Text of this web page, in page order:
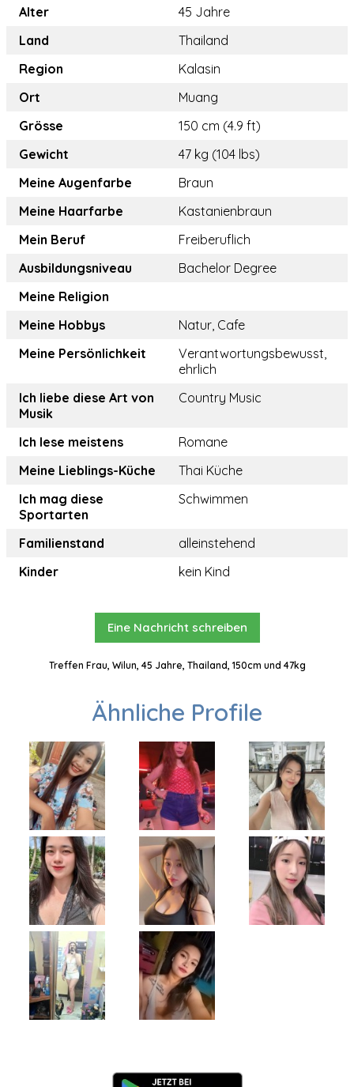
Alter
45 Jahre
Land
Thailand
Region
Kalasin
Ort
Muang
Grösse
150 cm (4.9 ft)
Gewicht
47 kg (104 lbs)
Meine Augenfarbe
Braun
Meine Haarfarbe
Kastanienbraun
Mein Beruf
Freiberuflich
Ausbildungsniveau
Bachelor Degree
Meine Religion
Meine Hobbys
Natur, Cafe
Meine Persönlichkeit
Verantwortungsbewusst,
ehrlich
Ich liebe diese Art von
Musik
Country Music
Ich lese meistens
Romane
Meine Lieblings-Küche
Thai Küche
Ich mag diese
Sportarten
Schwimmen
Familienstand
alleinstehend
Kinder
kein Kind
Eine Nachricht schreiben
Treffen Frau, Wilun, 45 Jahre, Thailand, 150cm und 47kg
Ähnliche Profile